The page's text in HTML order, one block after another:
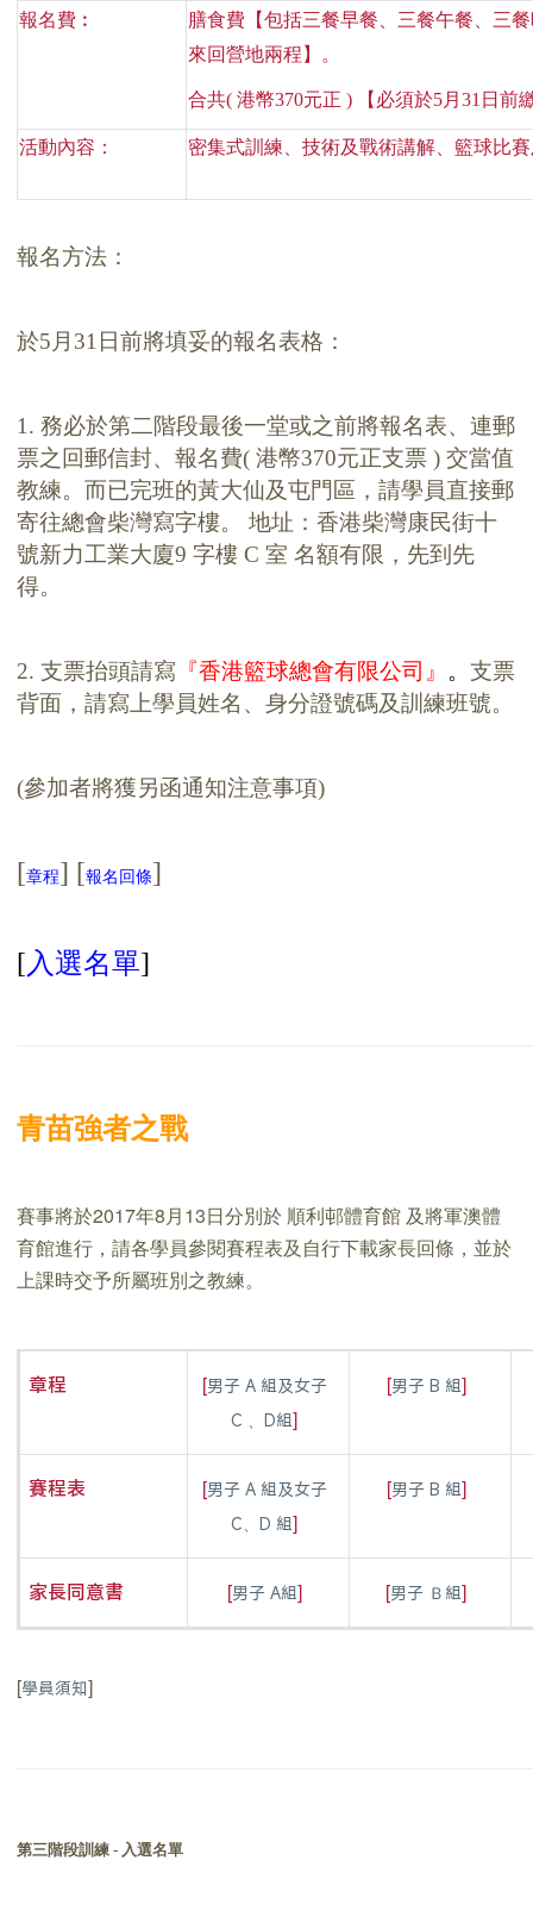
報名費︰
膳食費【包括三餐早餐、三餐午餐、三
來回營地兩程】。
合共(港幣370元正 ) 【必須於5月31 日前
活動內容： 密集式訓練、技術及戰術講解、籃球比
報名方法：
於5 月 31 日前將填妥的報名表格：
1.務必於第二階段最後一堂或之前將報名表、連郵
票之回郵信封、報名費(港幣370元正支票 ) 交當值
教練。而已完班的黃大仙及屯門區，請學員直接郵
寄往總會柴灣寫字樓。 地址：香港柴灣康民街十
號新力工業大廈9 字樓 C 室 名額有限，先到先
得。
2.支票抬頭請寫 『香港籃球總會有限公司』 。支票
背面，請寫上學員姓名、身分證號碼及訓練班號。
(參加者將獲另函通知注意事項)
[章程] [報名回條]
[入選名單]
青苗強者之戰
賽事將於2017年8月13日分別於 順利邨體育館 及將軍澳體
育館進行，請各學員參閱賽程表及自行下載家長回條，並於
上課時交予所屬班別之教練。
章程 [男子 A 組及女子
C 、D組]
[男子 B 組]
賽程表 [男子 A 組及女子
C、D 組]
[男子 B 組]
家長同意書 [男子 A組] [男子 Ｂ組]
[學員須知]
第三階段訓練 - 入選名單